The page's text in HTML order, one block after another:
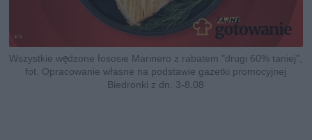
Wszystkie wędzone łososie Marinero z rabatem "drugi 60% taniej",
fot. Opracowanie własne na podstawie gazetki promocyjnej
Biedronki z dn. 3-8.08